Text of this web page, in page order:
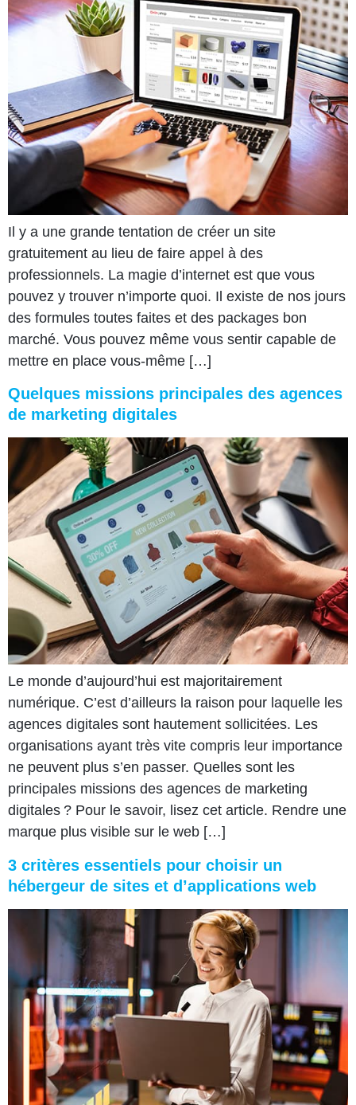
Il y a une grande tentation de créer un site
gratuitement au lieu de faire appel à des
professionnels. La magie d’internet est que vous
pouvez y trouver n’importe quoi. Il existe de nos jours
des formules toutes faites et des packages bon
marché. Vous pouvez même vous sentir capable de
mettre en place vous-même […]
Quelques missions principales des agences
de marketing digitales
Le monde d’aujourd’hui est majoritairement
numérique. C’est d’ailleurs la raison pour laquelle les
agences digitales sont hautement sollicitées. Les
organisations ayant très vite compris leur importance
ne peuvent plus s’en passer. Quelles sont les
principales missions des agences de marketing
digitales ? Pour le savoir, lisez cet article. Rendre une
marque plus visible sur le web […]
3 critères essentiels pour choisir un
hébergeur de sites et d’applications web